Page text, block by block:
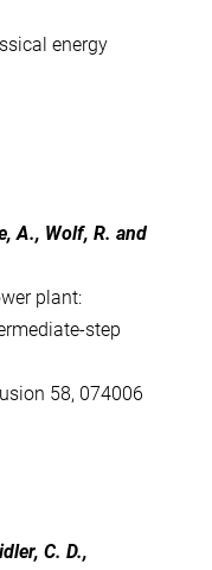
energy
A., Wolf, R. and
plant:
step
58, 074006
C. D.,